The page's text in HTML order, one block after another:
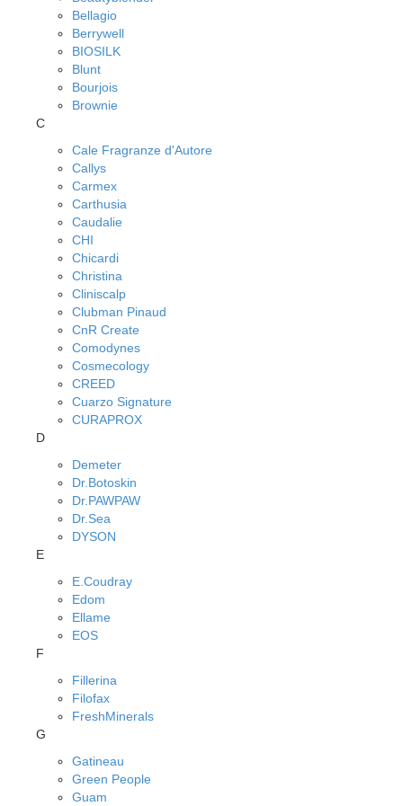
Bellagio
Berrywell
BIOSILK
Blunt
Bourjois
Brownie
C
Cale Fragranze d'Autore
Callys
Carmex
Carthusia
Caudalie
CHI
Chicardi
Christina
Cliniscalp
Clubman Pinaud
CnR Create
Comodynes
Cosmecology
CREED
Cuarzo Signature
CURAPROX
D
Demeter
Dr.Botoskin
Dr.PAWPAW
Dr.Sea
DYSON
E
E.Coudray
Edom
Ellame
EOS
F
Fillerina
Filofax
FreshMinerals
G
Gatineau
Green People
Guam